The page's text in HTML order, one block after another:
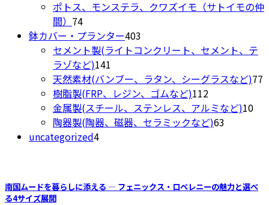
で
す
ペ
ジ
か
ら
選
択
で
き
商 個
商
品
ポトス、モンステラ、クワズイモ（サトイモの仲
間） 7474
個
の
商
品
鉢カバー・プランター403
個
商
品
セメント製(ライトコンクリート、セメント、テ
ラゾなど)141
個
の
商
品
天然素材(バンブー、ラタン、シーグラスなど)77
樹脂製(FRP、レジン、ゴムなど)112112
個
の
金属製(スチール、ステンレス、アルミなど)1010
陶器製(陶器、磁器、セラミックなど)63
品
uncategorized44
品
南国ムードを暮らしに添える ― フェニックス・ロベレニーの魅力と選べ
る4サイズ展開